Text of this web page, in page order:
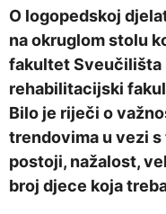
e
p
r
i
j
e
4
g
O logopedskoj
na okruglom stolu
fakultet Sveučilišta
rehabilitacijski
Bilo je riječi o
trendovima u vezi
postoji, nažalost,
broj djece koja